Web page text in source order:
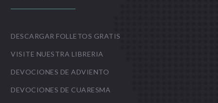
DESCARGAR FOLLETOS GRATIS
VISITE NUESTRA LIBRERIA
DEVOCIONES DE ADVIENTO
DEVOCIONES DE CUARESMA